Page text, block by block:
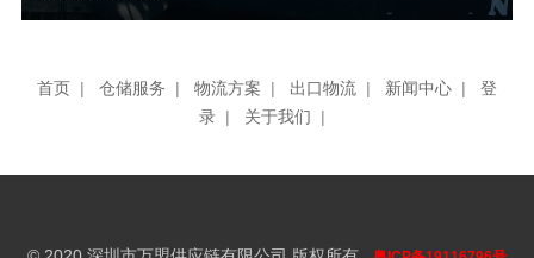
首页 | 仓储服务 | 物流方案 | 出口物流 | 新闻中心 |
登
录 | 关于我们 |